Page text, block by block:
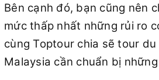
Bên cạnh đó, bạn cũng nên
mức thấp nhất những rủi ro
cùng Toptour chia sẽ tour du
Malaysia cần chuẩn bị